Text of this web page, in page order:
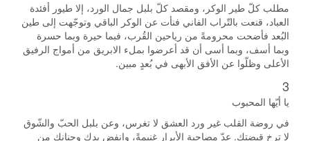
مطلب كلّ طير الوكر، ومقصد كلّ بلبل جمال الورد، إلا طيور أفئدة
العباد، قنعت بالتّراب الفاني فنأت عن الوكر الباقي وتوجّهت إلى طين
البُعد فأضحت محرومةً من رياحين القُرب، فبما حيرة وبما حسرة
وبما أسف، وبما أسى أن قد أعرضوا بملء الابريق من أمواج الرفيق
الأعلى وظلّوا عن الأفق الأبهى في بُعدٍ مبين.
3
يا أيّها المحبوب
في روضة القلب غير ورد العشق لا تغرس، وعن بلبل الحبّ والشّوق
لا ترخ قبضتك. عدّ مصاحبة الأبرار غنيمةً، وانفض يدك وجنانك من